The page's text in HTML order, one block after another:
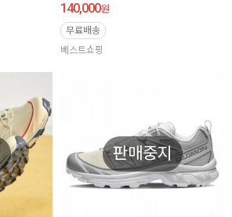
140,000원
무료배송
베스트쇼핑
판매중지